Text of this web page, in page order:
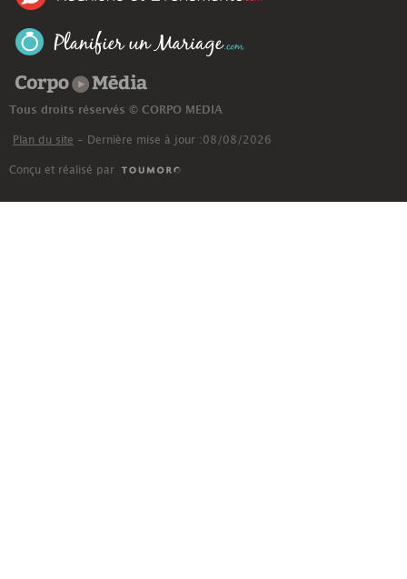
Tous droits réservés © CORPO MEDIA
Plan du site - Dernière mise à jour :08/08/2026
Conçu et réalisé par